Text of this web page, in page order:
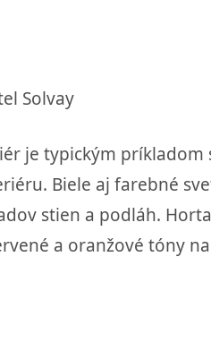
je typickým
Biele aj farebné
stien a podláh.
a oranžové tóny